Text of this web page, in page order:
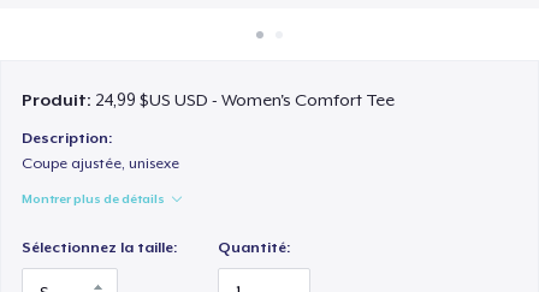
Produit: 24,99 $US USD - Women's Comfort Tee
Description:
Coupe ajustée, unisexe
Montrer plus de détails
Sélectionnez la taille: Quantité: